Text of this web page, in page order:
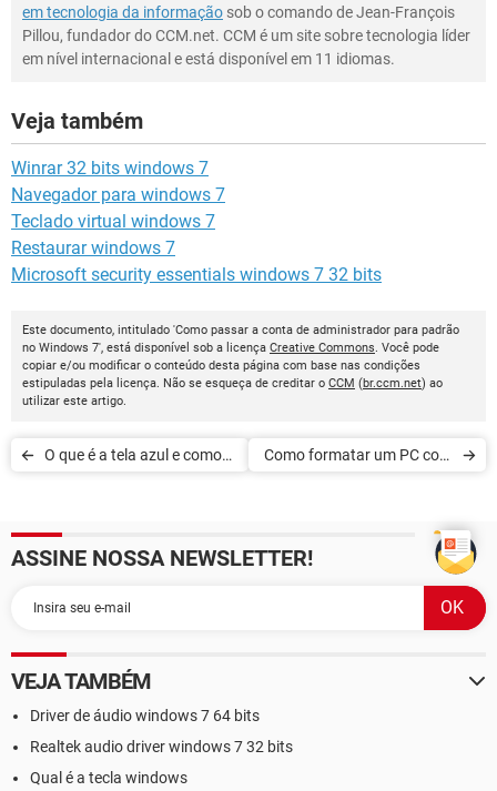
em tecnologia da informação sob o comando de Jean-François
Pillou, fundador do CCM.net. CCM é um site sobre tecnologia líder
em nível internacional e está disponível em 11 idiomas.
Veja também
Winrar 32 bits windows 7
Navegador para windows 7
Teclado virtual windows 7
Restaurar windows 7
Microsoft security essentials windows 7 32 bits
Este documento, intitulado 'Como passar a conta de administrador para padrão
no Windows 7', está disponível sob a licença Creative Commons. Você pode
copiar e/ou modificar o conteúdo desta página com base nas condições
estipuladas pela licença. Não se esqueça de creditar o CCM (br.ccm.net) ao
utilizar este artigo.
O que é a tela azul e como
Como formatar um PC com
ASSINE NOSSA NEWSLETTER!
VEJA TAMBÉM
Driver de áudio windows 7 64 bits
Realtek audio driver windows 7 32 bits
Qual é a tecla windows